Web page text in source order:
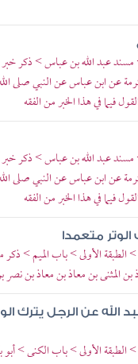
مسند عبد الله بن عباس > ذكر
عن ابن عباس عن النبي صلى الله
فيما في هذا الخبر من الفقه
مسند عبد الله بن عباس > ذكر
عن ابن عباس عن النبي صلى الله
فيما في هذا الخبر من الفقه
الوتر متعمدا
الطبقة الأولى > باب الميم >
بن المثنى بن معاذ بن معاذ بن
الله عن الرجل يترك
> الطبقة الأولى > باب الكنى >